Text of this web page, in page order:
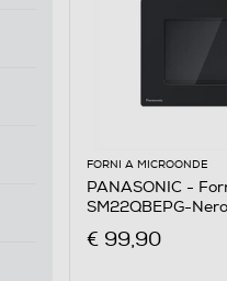
FORNI A MICROONDE
PANASONIC -
SM22QBEPG-Nero
€ 99,90